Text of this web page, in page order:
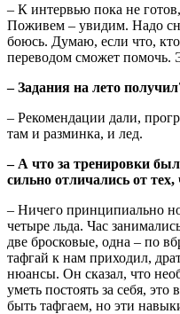
– К интервью пока не
Поживем – увидим. Надо
боюсь. Думаю, если что,
переводом сможет помочь.
– Задания на лето
– Рекомендации дали,
там и разминка, и лед.
– А что за тренировки
сильно отличались от
– Ничего принципиально
четыре льда. Час
две бросковые, одна – по
тафгай к нам приходил,
нюансы. Он сказал, что
уметь постоять за себя,
быть тафгаем, но эти